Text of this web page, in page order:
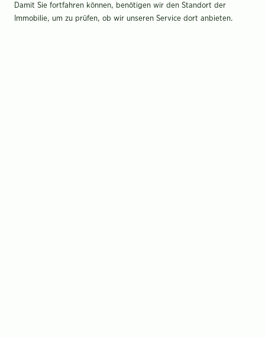
Damit Sie fortfahren können, benötigen wir den Standort der
Immobilie, um zu prüfen, ob wir unseren Service dort anbieten.